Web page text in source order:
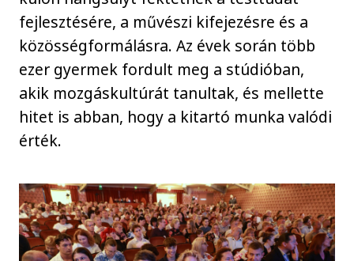
fejlesztésére, a művészi kifejezésre és a
közösségformálásra. Az évek során több
ezer gyermek fordult meg a stúdióban,
akik mozgáskultúrát tanultak, és mellette
hitet is abban, hogy a kitartó munka valódi
érték.